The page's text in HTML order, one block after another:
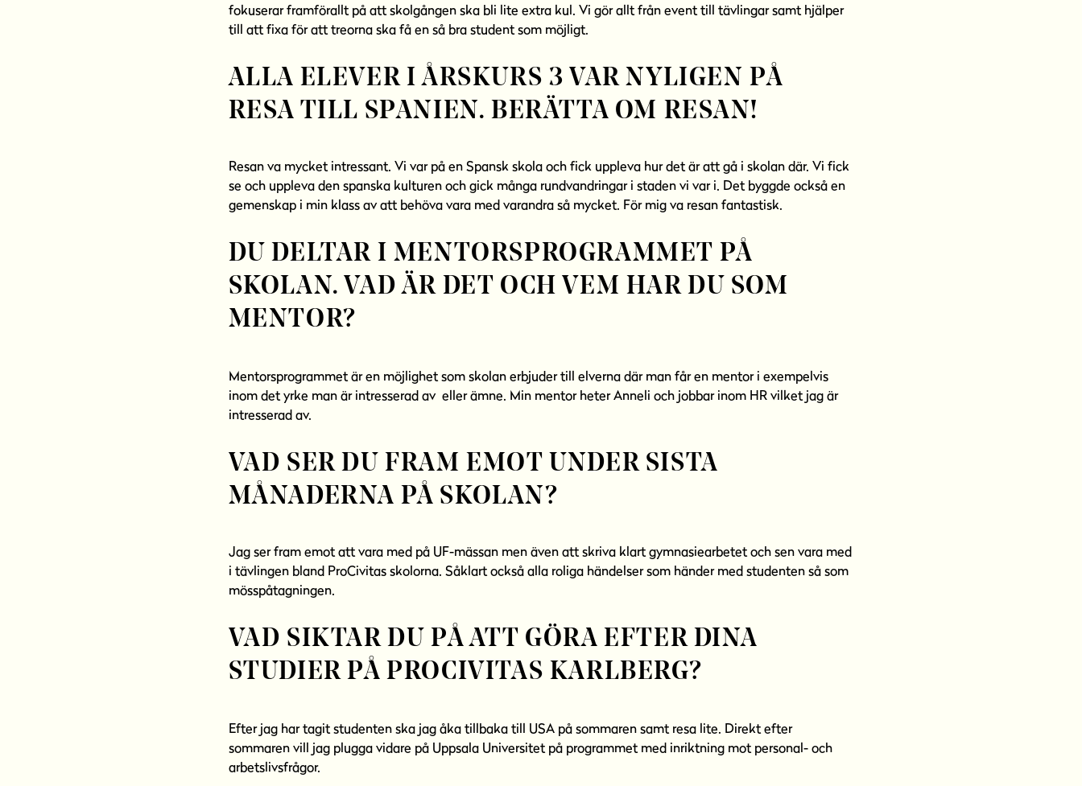
fokuserar framförallt på att skolgången ska bli lite extra kul. Vi gör allt från event till tävlingar samt hjälper
till att fixa för att treorna ska få en så bra student som möjligt.
ALLA ELEVER I ÅRSKURS 3 VAR NYLIGEN PÅ
RESA TILL SPANIEN. BERÄTTA OM RESAN!
Resan va mycket intressant. Vi var på en Spansk skola och fick uppleva hur det är att gå i skolan där. Vi fick
se och uppleva den spanska kulturen och gick många rundvandringar i staden vi var i. Det byggde också en
gemenskap i min klass av att behöva vara med varandra så mycket. För mig va resan fantastisk.
DU DELTAR I MENTORSPROGRAMMET PÅ
SKOLAN. VAD ÄR DET OCH VEM HAR DU SOM
MENTOR?
Mentorsprogrammet är en möjlighet som skolan erbjuder till elverna där man får en mentor i exempelvis
inom det yrke man är intresserad av eller ämne. Min mentor heter Anneli och jobbar inom HR vilket jag är
intresserad av.
VAD SER DU FRAM EMOT UNDER SISTA
MÅNADERNA PÅ SKOLAN?
Jag ser fram emot att vara med på UF-mässan men även att skriva klart gymnasiearbetet och sen vara med
i tävlingen bland ProCivitas skolorna. Såklart också alla roliga händelser som händer med studenten så som
mösspåtagningen.
VAD SIKTAR DU PÅ ATT GÖRA EFTER DINA
STUDIER PÅ PROCIVITAS KARLBERG?
Efter jag har tagit studenten ska jag åka tillbaka till USA på sommaren samt resa lite. Direkt efter
sommaren vill jag plugga vidare på Uppsala Universitet på programmet med inriktning mot personal- och
arbetslivsfrågor.